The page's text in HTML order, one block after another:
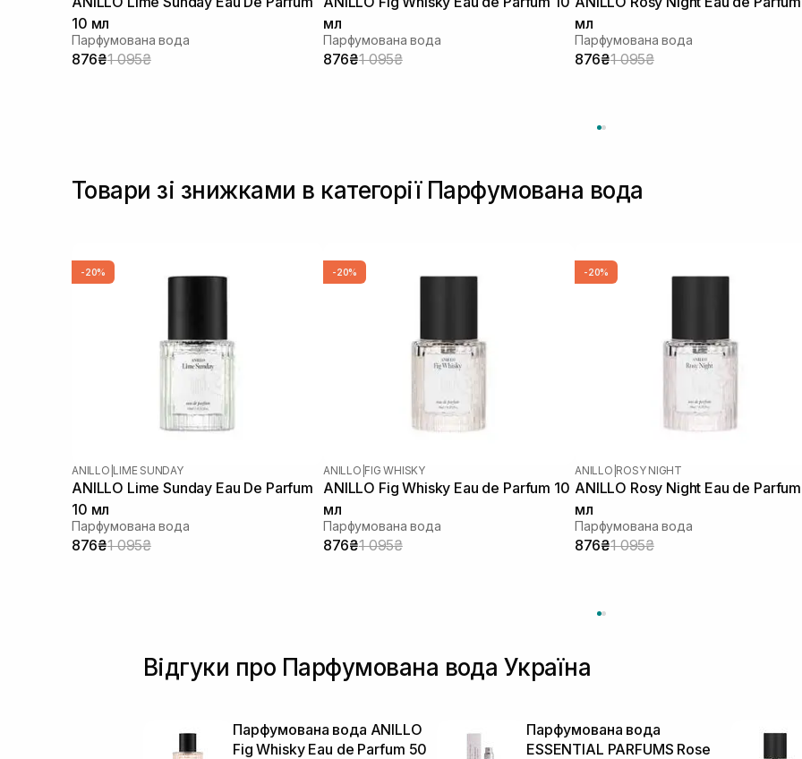
10 мл
Парфумована вода
876₴1 095₴
мл
Парфумована вода
876₴1 095₴
мл
Парфумована вода
876₴1 095₴
Товари зі знижками в категорії Парфумована вода
-20%
ANILLO LIME SUNDAY
ANILLO Lime Sunday Eau De Parfum
10 мл
Парфумована вода
876₴1 095₴
-20%
ANILLO FIG WHISKY
ANILLO Fig Whisky Eau de Parfum 10
мл
Парфумована вода
876₴1 095₴
-20%
ANILLO ROSY NIGHT
ANILLO Rosy Night Eau de
мл
Парфумована вода
876₴1 095₴
Відгуки про Парфумована вода Україна
Парфумована вода ANILLO
Fig Whisky Eau de Parfum 50
Парфумована вода
ESSENTIAL PARFUMS Rose